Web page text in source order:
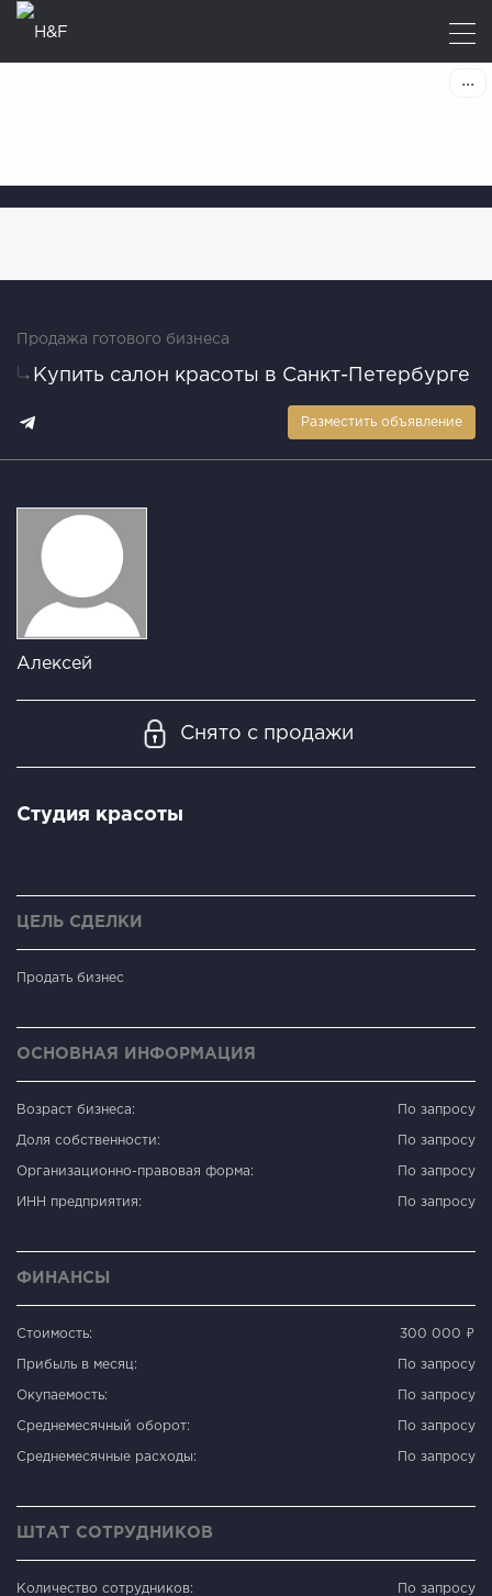
Продажа готового бизнеса
Купить салон красоты в Санкт-Петербурге
Разместить объявление
Алексей
Снято с продажи
Студия красоты
ЦЕЛЬ СДЕЛКИ
Продать бизнес
ОСНОВНАЯ ИНФОРМАЦИЯ
Возраст бизнеса: По запросу
Доля собственности: По запросу
Организационно-правовая форма: По запросу
ИНН предприятия: По запросу
ФИНАНСЫ
Стоимость: 300 000 ₽
Прибыль в месяц: По запросу
Окупаемость: По запросу
Среднемесячный оборот: По запросу
Среднемесячные расходы: По запросу
ШТАТ СОТРУДНИКОВ
Количество сотрудников: По запросу